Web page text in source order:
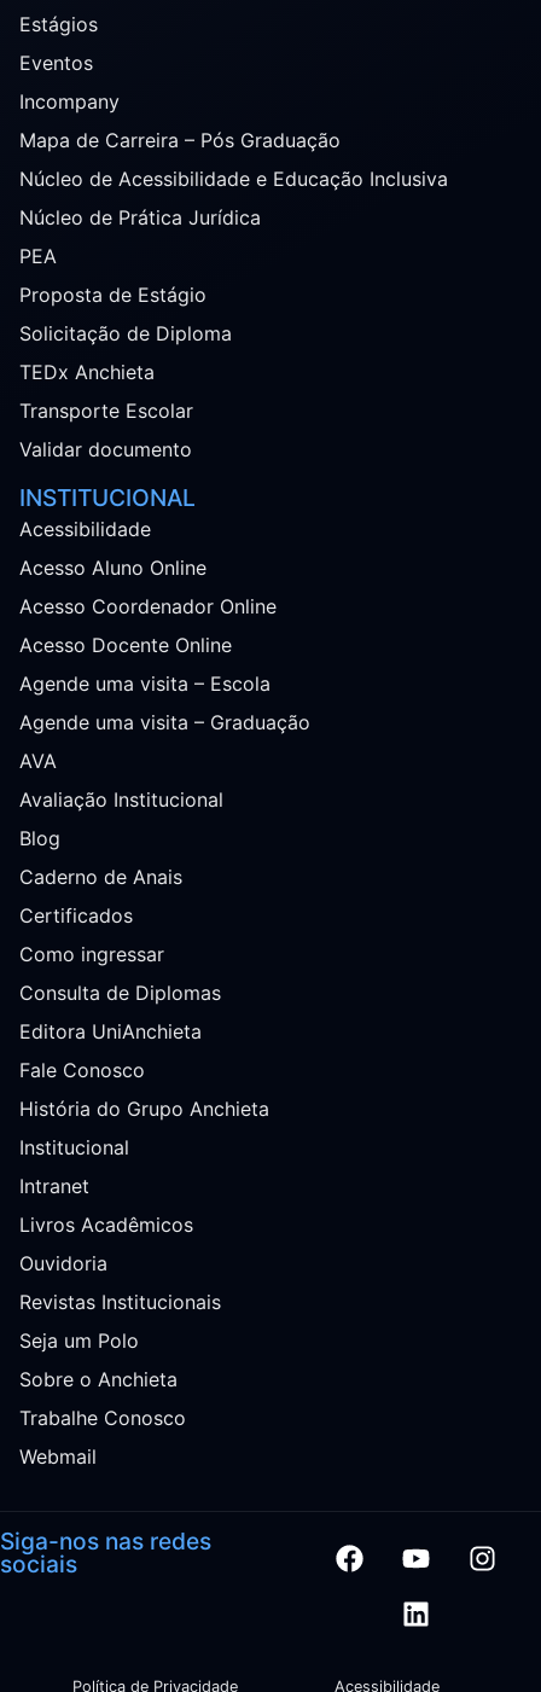
Estágios
Eventos
Incompany
Mapa de Carreira – Pós Graduação
Núcleo de Acessibilidade e Educação Inclusiva
Núcleo de Prática Jurídica
PEA
Proposta de Estágio
Solicitação de Diploma
TEDx Anchieta
Transporte Escolar
Validar documento
INSTITUCIONAL
Acessibilidade
Acesso Aluno Online
Acesso Coordenador Online
Acesso Docente Online
Agende uma visita – Escola
Agende uma visita – Graduação
AVA
Avaliação Institucional
Blog
Caderno de Anais
Certificados
Como ingressar
Consulta de Diplomas
Editora UniAnchieta
Fale Conosco
História do Grupo Anchieta
Institucional
Intranet
Livros Acadêmicos
Ouvidoria
Revistas Institucionais
Seja um Polo
Sobre o Anchieta
Trabalhe Conosco
Webmail
Siga-nos nas redes
sociais
Política de Privacidade Acessibilidade